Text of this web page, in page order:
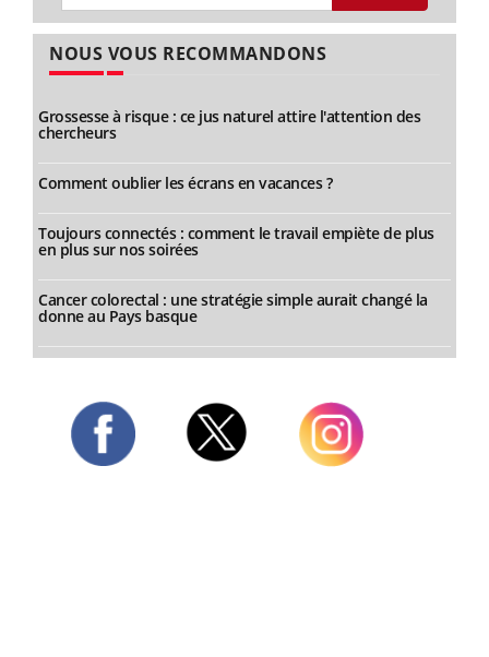
NOUS VOUS RECOMMANDONS
Grossesse à risque : ce jus naturel attire l'attention des
chercheurs
Comment oublier les écrans en vacances ?
Toujours connectés : comment le travail empiète de plus
en plus sur nos soirées
Cancer colorectal : une stratégie simple aurait changé la
donne au Pays basque